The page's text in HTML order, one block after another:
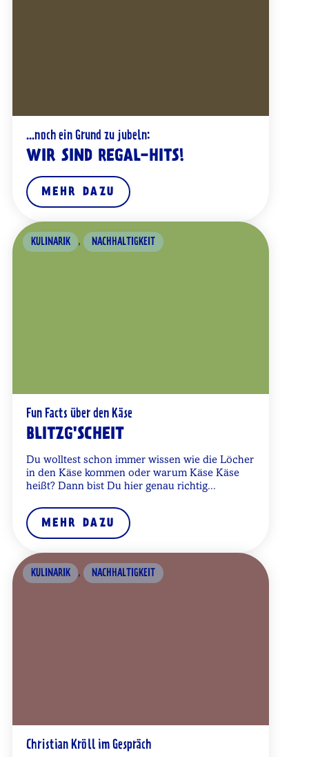
...noch ein Grund zu jubeln:
WIR SIND REGAL-HITS!
MEHR DAZU
KULINARIK , NACHHALTIGKEIT
Fun Facts über den Käse
BLITZG'SCHEIT
Du wolltest schon immer wissen wie die Löcher
in den Käse kommen oder warum Käse Käse
heißt? Dann bist Du hier genau richtig...
MEHR DAZU
KULINARIK , NACHHALTIGKEIT
Christian Kröll im Gespräch